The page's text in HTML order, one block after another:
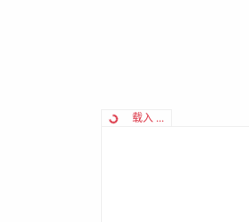
载入 ...